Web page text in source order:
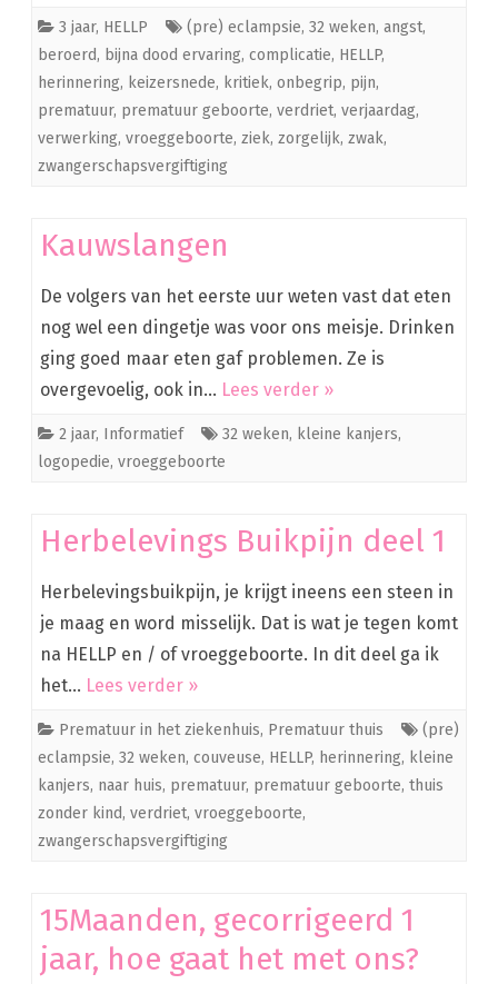
3 jaar, HELLP (pre) eclampsie, 32 weken, angst,
beroerd, bijna dood ervaring, complicatie, HELLP,
herinnering, keizersnede, kritiek, onbegrip, pijn,
prematuur, prematuur geboorte, verdriet, verjaardag,
verwerking, vroeggeboorte, ziek, zorgelijk, zwak,
zwangerschapsvergiftiging
Kauwslangen
De volgers van het eerste uur weten vast dat eten
nog wel een dingetje was voor ons meisje. Drinken
ging goed maar eten gaf problemen. Ze is
overgevoelig, ook in… Lees verder »
2 jaar, Informatief 32 weken, kleine kanjers,
logopedie, vroeggeboorte
Herbelevings Buikpijn deel 1
Herbelevingsbuikpijn, je krijgt ineens een steen in
je maag en word misselijk. Dat is wat je tegen komt
na HELLP en / of vroeggeboorte. In dit deel ga ik
het… Lees verder »
Prematuur in het ziekenhuis, Prematuur thuis
(pre)
eclampsie, 32 weken, couveuse, HELLP, herinnering, kleine
kanjers, naar huis, prematuur, prematuur geboorte, thuis
zonder kind, verdriet, vroeggeboorte,
zwangerschapsvergiftiging
15Maanden, gecorrigeerd 1
jaar, hoe gaat het met ons?